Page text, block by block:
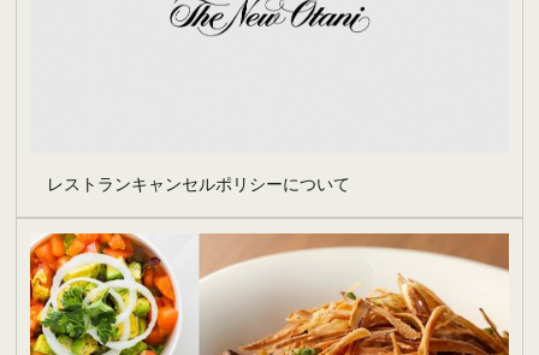
レストランキャンセルポリシーについて